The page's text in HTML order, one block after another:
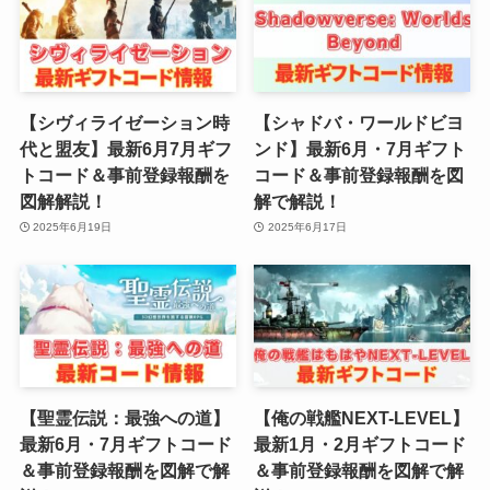
【シヴィライゼーション時
代と盟友】最新6月7月ギフ
トコード＆事前登録報酬を
図解解説！
2025年6月19日
【シャドバ・ワールドビヨ
ンド】最新6月・7月ギフト
コード＆事前登録報酬を図
解で解説！
2025年6月17日
【聖霊伝説：最強への道】
最新6月・7月ギフトコード
＆事前登録報酬を図解で解
【俺の戦艦NEXT-LEVEL】
最新1月・2月ギフトコード
＆事前登録報酬を図解で解